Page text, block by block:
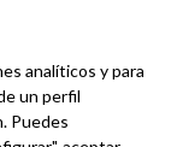
y
analíticos y para
un perfil
Puedes